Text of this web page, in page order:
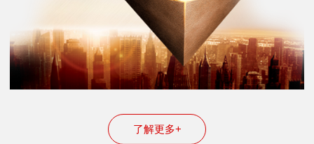
了解更多+